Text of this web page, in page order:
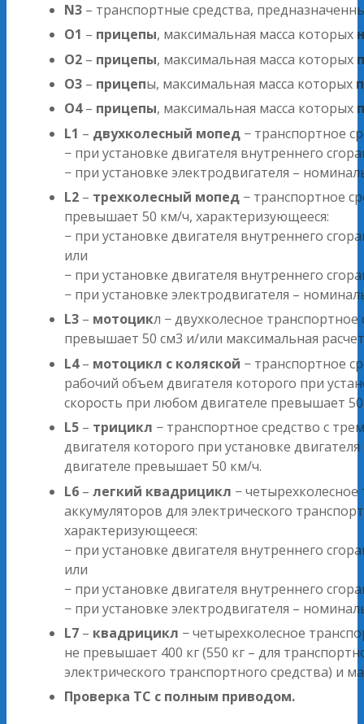
N3 – транспортные средства,
O1 – прицепы, максимальная масса которых
O2 – прицепы, максимальная масса которых
O3 – прицепы, максимальная масса которых
O4– прицепы, максимальная масса которых
L1 – двухколесный мопед − транспортное
− при установке двигателя внутреннего
− при установке электродвигателя –
L2 – трехколесный мопед − транспортное
превышает 50 км/ч, характеризующееся:
− при установке двигателя внутреннего
или
− при установке двигателя внутреннего
− при установке электродвигателя –
L3 – мотоцикл − двухколесное
превышает 50 см3 и/или максимальная
L4– мотоцикл с коляской − транспортное
рабочий объем двигателя которого при
скорость при любом двигателе превышает
L5 – трицикл − транспортное средство с
двигателя которого при установке
двигателе превышает 50 км/ч.
L6 –легкий квадрицикл −
аккумуляторов для электрического
характеризующееся:
− при установке двигателя внутреннего
или
− при установке двигателя внутреннего
− при установке электродвигателя –
L7 – квадрицикл − четырехколесное
не превышает 400 кг (550 кг – для
электрического транспортного средства) и
Проверка ТС с полным приводом.